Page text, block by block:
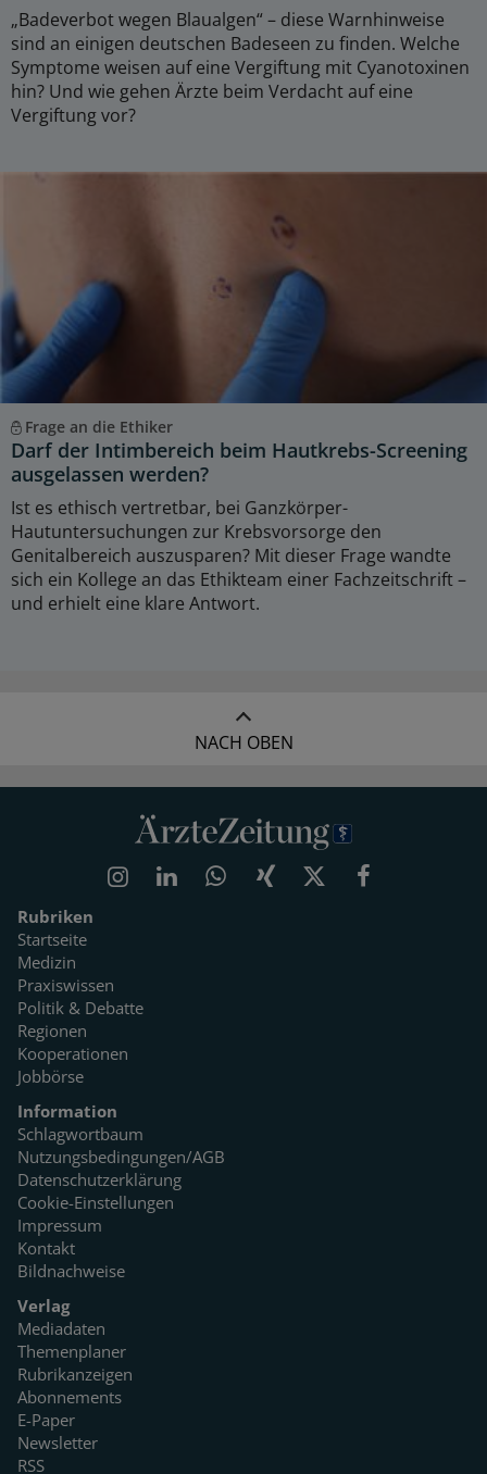
„Badeverbot wegen Blaualgen“ – diese Warnhinweise
sind an einigen deutschen Badeseen zu finden. Welche
Symptome weisen auf eine Vergiftung mit Cyanotoxinen
hin? Und wie gehen Ärzte beim Verdacht auf eine
Vergiftung vor?
Frage an die Ethiker
Darf der Intimbereich beim Hautkrebs-Screening
ausgelassen werden?
Ist es ethisch vertretbar, bei Ganzkörper-
Hautuntersuchungen zur Krebsvorsorge den
Genitalbereich auszusparen? Mit dieser Frage wandte
sich ein Kollege an das Ethikteam einer Fachzeitschrift –
und erhielt eine klare Antwort.
NACH OBEN
Rubriken
Startseite
Medizin
Praxiswissen
Politik & Debatte
Regionen
Kooperationen
Jobbörse
Information
Schlagwortbaum
Nutzungsbedingungen/AGB
Datenschutzerklärung
Cookie-Einstellungen
Impressum
Kontakt
Bildnachweise
Verlag
Mediadaten
Themenplaner
Rubrikanzeigen
Abonnements
E-Paper
Newsletter
RSS